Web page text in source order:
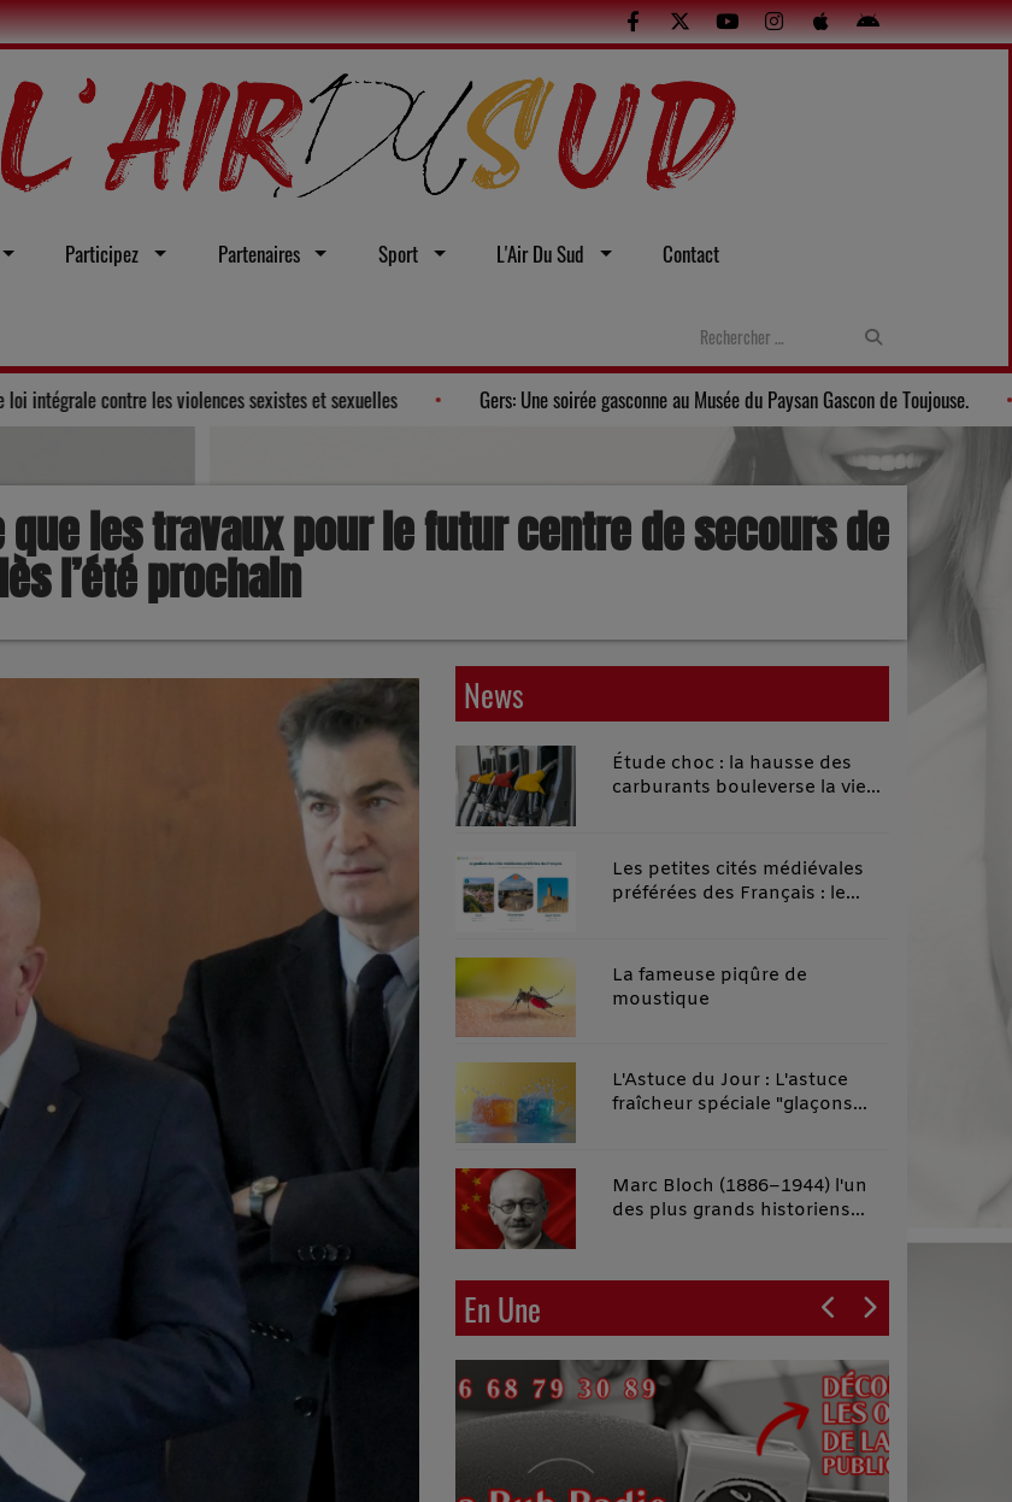
Participez Partenaires Sport L'Air Du Sud Contact
du Gers adopte un vœu en faveur d'une loi intégrale contre les violences sexistes et sexuelles Gers: Une soirée gasconne au
les travaux pour le futur centre de secours de
l’été prochain
News
Étude choc : la hausse des
carburants bouleverse la vie
Les petites cités médiévales
préférées des Français : le
La fameuse piqûre de
moustique
L'Astuce du Jour : L'astuce
fraîcheur spéciale "glaçons
Marc Bloch (1886–1944) l'un
des plus grands historiens
En Une